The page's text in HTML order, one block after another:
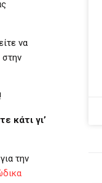
να
κάτι γι’
την